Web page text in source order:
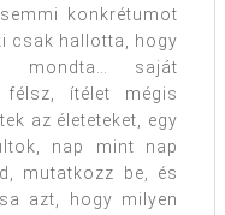
konkrétumot
csak hallotta, hogy
mondta… saját
ítélet mégis
az életeteket, egy
nap mint nap
mutatkozz be, és
azt, hogy milyen